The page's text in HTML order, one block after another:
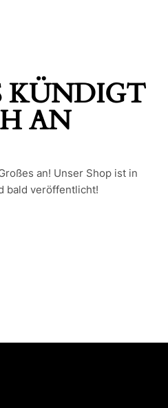
KÜNDIGT S
AN
an! Unser Shop ist in
bald veröffentlicht!